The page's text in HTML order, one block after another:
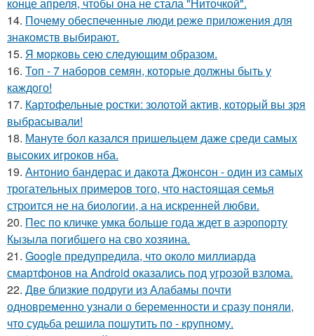
конце апреля, чтобы она не стала "Ниточкой".
14. Почему обеспеченные люди реже приложения для
знакомств выбирают.
15. Я мopковь сею следующим образом.
16. Топ - 7 наборов семян, которые должны быть у
каждого!
17. Картофельные ростки: золотой актив, который вы зря
выбрасывали!
18. Мануте бол казался пришельцем даже среди самых
высоких игроков нба.
19. Антонио бандерас и дакота Джонсон - один из самых
трогательных примеров того, что настоящая семья
строится не на биологии, а на искренней любви.
20. Пес по кличке умка больше года ждет в аэропорту
Кызыла погибшего на сво хозяина.
21. Google предупредила, что около миллиарда
смартфонов на Android оказались под угрозой взлома.
22. Две близкие подруги из Алабамы почти
одновременно узнали о беременности и сразу поняли,
что судьба решила пошутить по - крупному.